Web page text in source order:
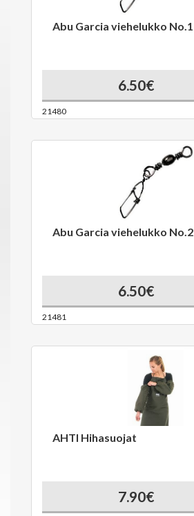
Abu Garcia viehelukko No.1
6.50€
21480
Abu Garcia viehelukko No.2
6.50€
21481
AHTI Hihasuojat
7.90€